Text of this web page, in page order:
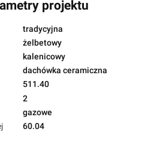
projektu
tradycyjna
żelbetowy
kalenicowy
dachówka ceramiczna
511.40
2
gazowe
60.04